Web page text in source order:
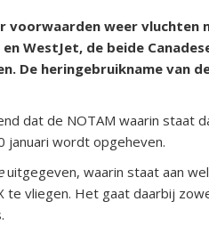
voorwaarden weer vluchten
WestJet, de beide
De heringebruikname van
dat de NOTAM waarin staat
januari wordt opgeheven.
uitgegeven, waarin staat aan
vliegen. Het gaat daarbij